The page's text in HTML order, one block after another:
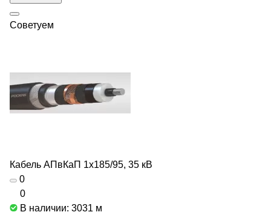
Советуем
Кабель АПвКаП 1х185/95, 35 кВ
0
0
В наличии: 3031 м